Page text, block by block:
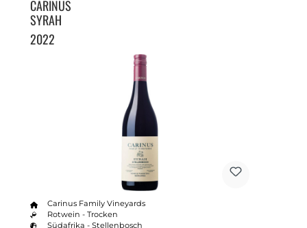
CARINUS
SYRAH
2022
Carinus Family Vineyards
Rotwein - Trocken
Südafrika - Stellenbosch